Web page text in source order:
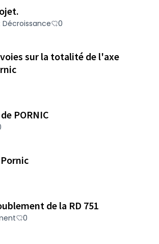
0
voies sur la totalité de l'axe
PORNIC
de la RD 751
0